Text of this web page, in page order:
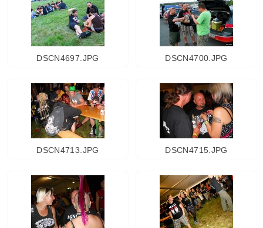
DSCN4697.JPG DSCN4700.JPG
DSCN4713.JPG DSCN4715.JPG